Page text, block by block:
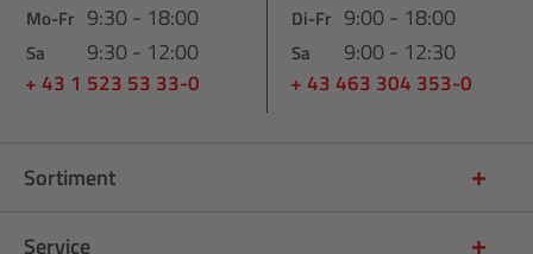
Mo-Fr 9:30 - 18:00
Sa 9:30 - 12:00
+ 43 1 523 53 33-0
Di-Fr 9:00 - 18:00
Sa 9:00 - 12:30
+ 43 463 304 353-0
Sortiment
Service